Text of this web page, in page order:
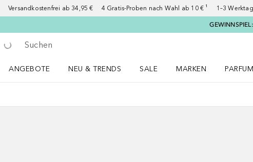
Versandkostenfrei ab 34,95 € 4 Gratis-Proben nach Wahl ab 10 € ¹ 1–3
Gehe zurück
Suche ausführen
ANGEBOTE
NEU & TRENDS
SALE
MARKEN
PARFUM